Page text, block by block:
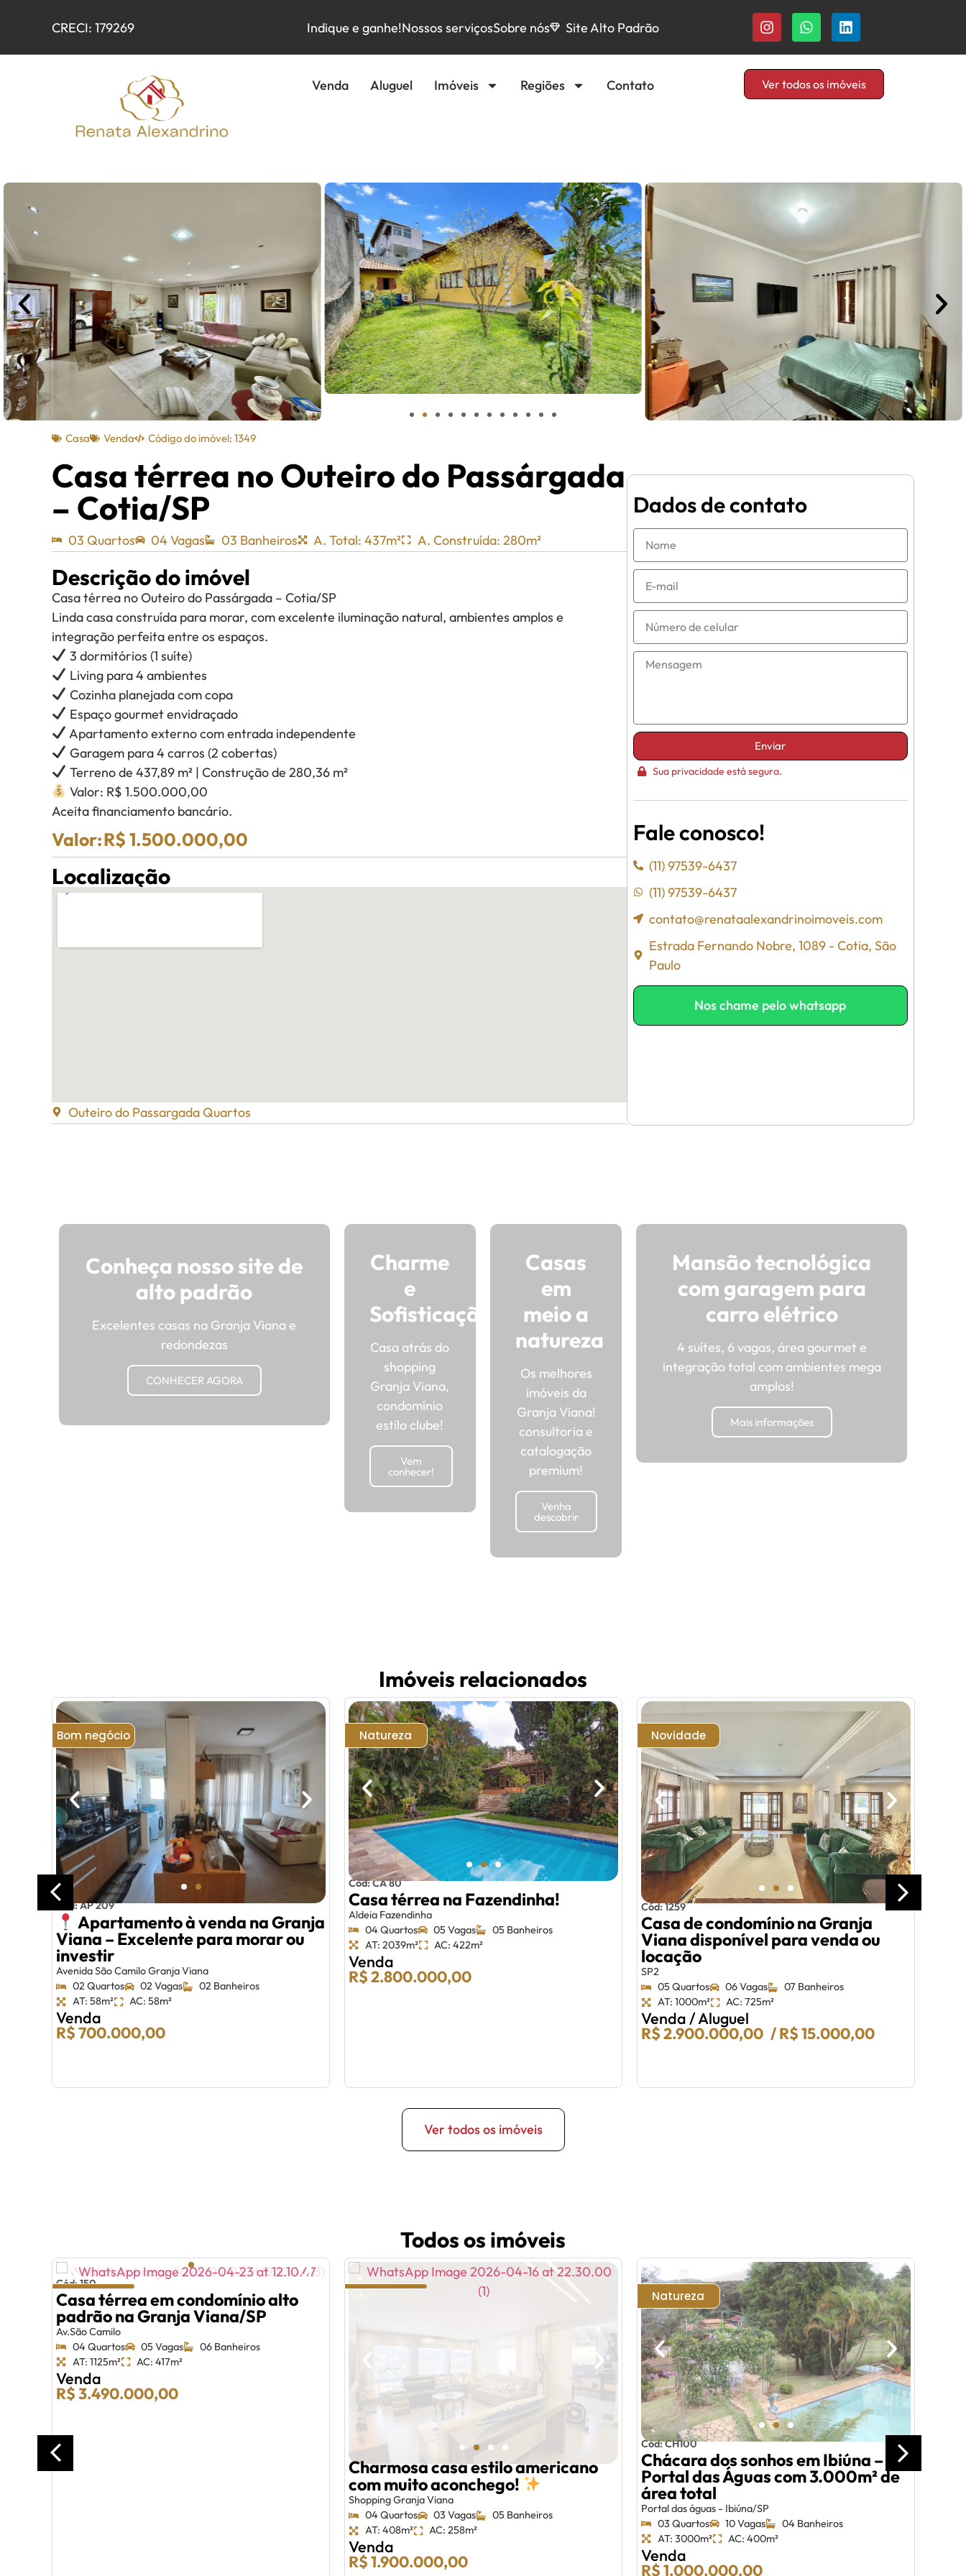
CRECI: 179269 Indique e ganhe!Nossos serviçosSobre nós Site Alto Padrão
Venda Aluguel Imóveis Regiões Contato Ver todos os imóveis
Casa Venda Código do imóvel: 1349
Casa térrea no Outeiro do Passárgada
– Cotia/SP
03 Quartos 04 Vagas 03 Banheiros A. Total: 437m² A. Construída: 280m²
Descrição do imóvel
Casa térrea no Outeiro do Passárgada – Cotia/SP
Linda casa construída para morar, com excelente iluminação natural, ambientes amplos e
integração perfeita entre os espaços.
3 dormitórios (1 suíte)
Living para 4 ambientes
Cozinha planejada com copa
Espaço gourmet envidraçado
Apartamento externo com entrada independente
Garagem para 4 carros (2 cobertas)
Terreno de 437,89 m² | Construção de 280,36 m²
Valor: R$ 1.500.000,00
Aceita financiamento bancário.
Valor:R$ 1.500.000,00
Localização
Outeiro do Passargada Quartos
Dados de contato
Enviar
Sua privacidade está segura.
Fale conosco!
(11) 97539-6437
(11) 97539-6437
contato@renataalexandrinoimoveis.com
Estrada Fernando Nobre, 1089 - Cotia, São
Paulo
Nos chame pelo whatsapp
Conheça nosso site de
alto padrão
Excelentes casas na Granja Viana e
redondezas
CONHECER AGORA
Charme
e
Sofisticação
Casa atrás do
shopping
Granja Viana,
condomínio
estilo clube!
Vem
conhecer!
Casas
em
meio a
natureza
Os melhores
imóveis da
Granja Viana!
consultoria e
catalogação
premium!
Venha
descobrir
Mansão tecnológica
com garagem para
carro elétrico
4 suítes, 6 vagas, área gourmet e
integração total com ambientes mega
amplos!
Mais informações
Imóveis relacionados
Bom negócio
Cód: AP 209
Apartamento à venda na Granja
Viana – Excelente para morar ou
investir
Avenida São Camilo Granja Viana
02 Quartos
02 Vagas
02 Banheiros
AT: 58m²
AC: 58m²
Venda
R$ 700.000,00
Natureza
Cód: CA 80
Casa térrea na Fazendinha!
Aldeia Fazendinha
04 Quartos
05 Vagas
05 Banheiros
AT: 2039m²
AC: 422m²
Venda
R$ 2.800.000,00
Novidade
Cód: 1259
Casa de condomínio na Granja
Viana disponível para venda ou
locação
SP2
05 Quartos
06 Vagas
07 Banheiros
AT: 1000m²
AC: 725m²
Venda / Aluguel
R$ 2.900.000,00 / R$ 15.000,00
Ver todos os imóveis
Todos os imóveis
Cód: 150
Casa térrea em condomínio alto
padrão na Granja Viana/SP
Av.São Camilo
04 Quartos
05 Vagas
06 Banheiros
AT: 1125m²
AC: 417m²
Venda
R$ 3.490.000,00
Charmosa casa estilo americano
com muito aconchego!
Shopping Granja Viana
04 Quartos
03 Vagas
05 Banheiros
AT: 408m²
AC: 258m²
Venda
R$ 1.900.000,00
Natureza
Cód: CH100
Chácara dos sonhos em Ibiúna –
Portal das Águas com 3.000m² de
área total
Portal das águas - Ibiúna/SP
03 Quartos
10 Vagas
04 Banheiros
AT: 3000m²
AC: 400m²
Venda
R$ 1.000.000,00